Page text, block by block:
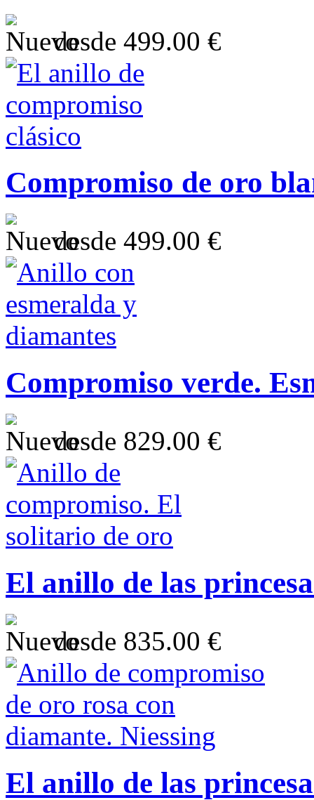
desde 499.00 €
Compromiso de oro
desde 499.00 €
Compromiso verde.
desde 829.00 €
El anillo de las
desde 835.00 €
El anillo de las